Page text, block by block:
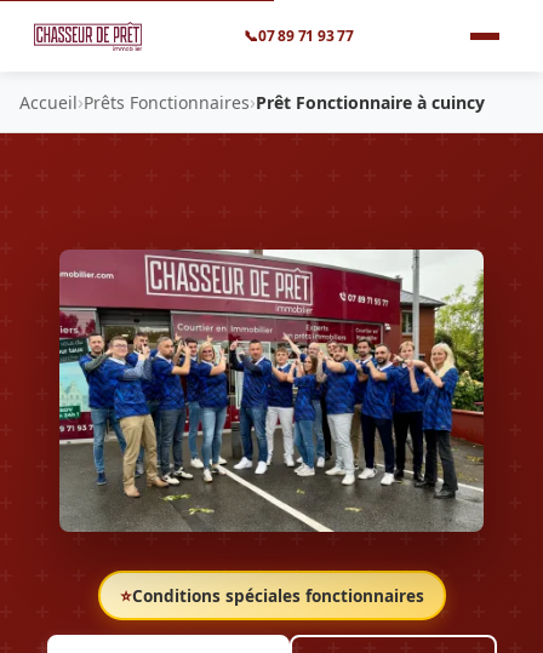
📞07 89 71 93 77
Accueil›Prêts Fonctionnaires›Prêt Fonctionnaire à cuincy
⭐Conditions spéciales fonctionnaires